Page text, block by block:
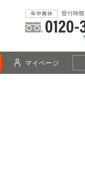
マイページ